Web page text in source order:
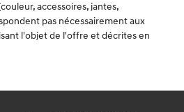
accessoires, jantes,
pas nécessairement aux
l'objet de l'offre et décrites en